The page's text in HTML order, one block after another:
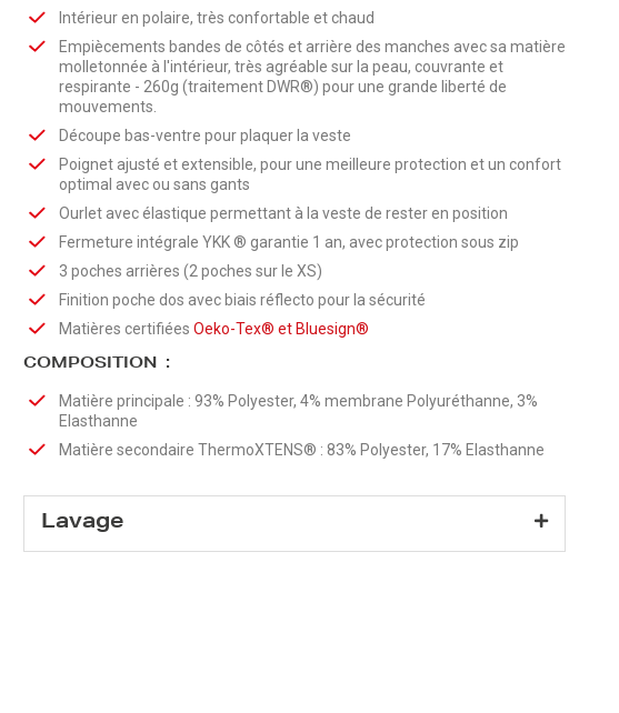
Intérieur en polaire, très confortable et chaud
Empiècements bandes de côtés et arrière des manches avec sa matière
molletonnée à l'intérieur, très agréable sur la peau, couvrante et
respirante - 260g (traitement DWR®) pour une grande liberté de
mouvements.
Découpe bas-ventre pour plaquer la veste
Poignet ajusté et extensible, pour une meilleure protection et un confort
optimal avec ou sans gants
Ourlet avec élastique permettant à la veste de rester en position
Fermeture intégrale YKK ® garantie 1 an, avec protection sous zip
3 poches arrières (2 poches sur le XS)
Finition poche dos avec biais réflecto pour la sécurité
Matières certifiées Oeko-Tex® et Bluesign®
COMPOSITION :
Matière principale : 93% Polyester, 4% membrane Polyuréthanne, 3%
Elasthanne
Matière secondaire ThermoXTENS® : 83% Polyester, 17% Elasthanne
Lavage